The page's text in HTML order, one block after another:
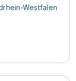
Westfalen